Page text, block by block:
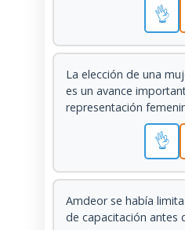
👌
La elección de una
es un avance
representación
👌
Amdeor se había
de capacitación antes